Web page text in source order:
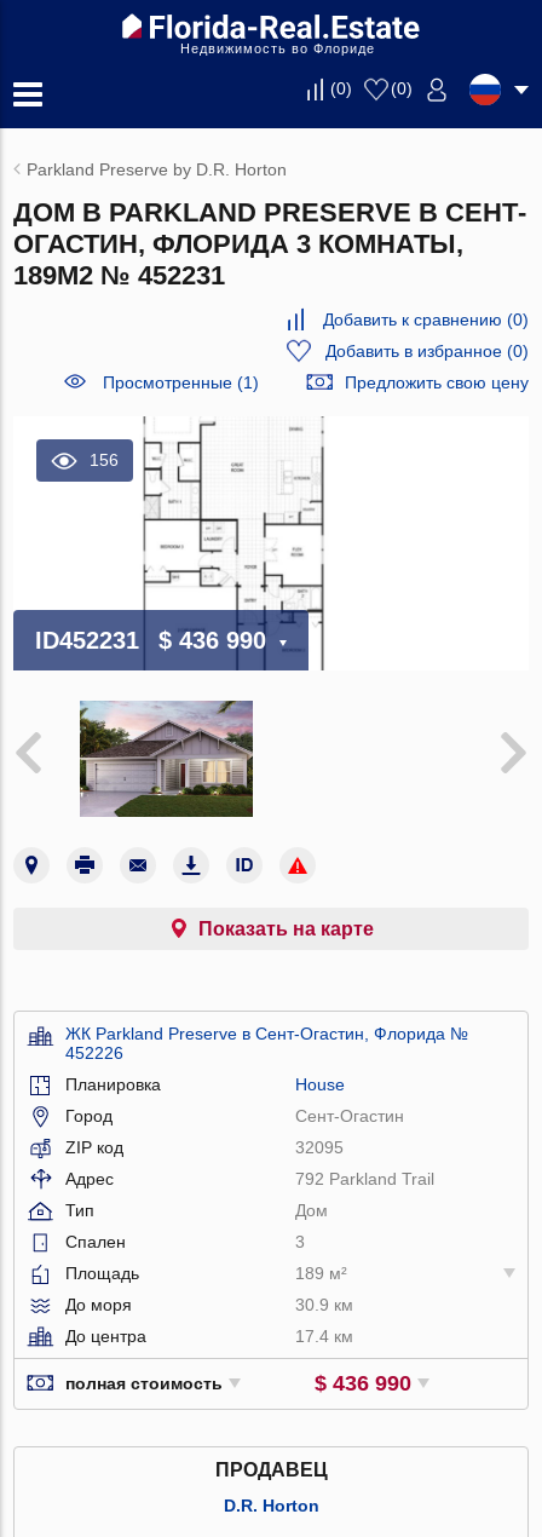
Недвижимость во Флориде
(0) (0)
Parkland Preserve by D.R. Horton
ДОМ В PARKLAND PRESERVE В СЕНТ-
ОГАСТИН, ФЛОРИДА 3 КОМНАТЫ,
189М2 № 452231
Добавить к сравнению (0)
Добавить в избранное(0)
Просмотренные (1)
Предложить свою цену
156
ID452231 $ 436 990
Показать на карте
ЖК Parkland Preserve в Сент-Огастин, Флорида №
452226
Планировка
House
Город
Сент-Огастин
ZIP код
32095
Адрес
792 Parkland Trail
Тип
Дом
Спален
3
Площадь
189 м²
До моря
30.9 км
До центра
17.4 км
полная стоимость $ 436 990
ПРОДАВЕЦ
D.R. Horton